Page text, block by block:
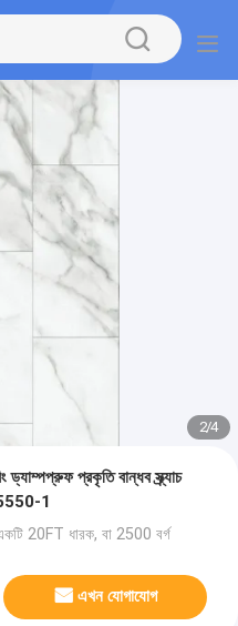
2/4
প্রকৃতি বান্ধব স্ক্র্যাচ
1
20FT ধারক, বা 2500 বর্গ
এখন যোগাযোগ